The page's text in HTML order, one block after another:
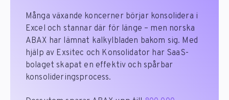
Många växande koncerner börjar konsolidera i
Excel och stannar där för länge – men norska
ABAX har lämnat kalkylbladen bakom sig. Med
hjälp av Exsitec och Konsolidator har SaaS-
bolaget skapat en effektiv och spårbar
konsolideringsprocess.